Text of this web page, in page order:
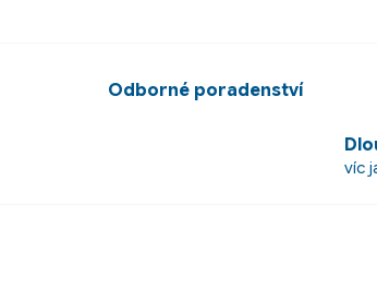
Odborné poradenství
víc